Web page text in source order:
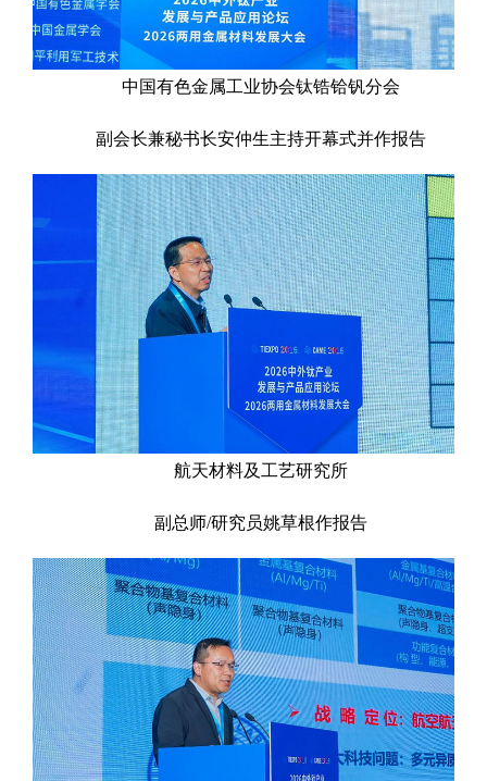
中国有色金属工业协会钛锆铪钒分会
副会长兼秘书长安仲生主持开幕式并作报告
航天材料及工艺研究所
副总师/研究员姚草根作报告